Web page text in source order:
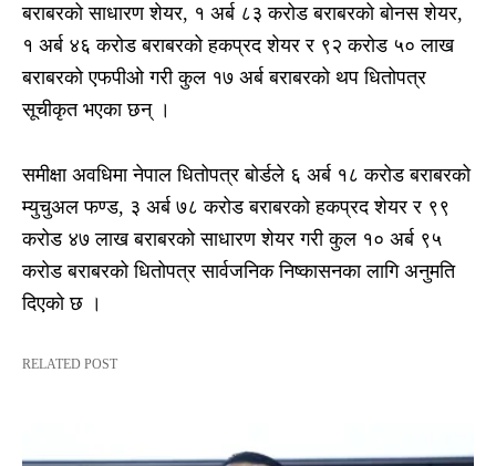
बराबरको साधारण शेयर, १ अर्ब ८३ करोड बराबरको बोनस शेयर,
१ अर्ब ४६ करोड बराबरको हकप्रद शेयर र ९२ करोड ५० लाख
बराबरको एफपीओ गरी कुल १७ अर्ब बराबरको थप धितोपत्र
सूचीकृत भएका छन् ।
समीक्षा अवधिमा नेपाल धितोपत्र बोर्डले ६ अर्ब १८ करोड बराबरको
म्युचुअल फण्ड, ३ अर्ब ७८ करोड बराबरको हकप्रद शेयर र ९९
करोड ४७ लाख बराबरको साधारण शेयर गरी कुल १० अर्ब ९५
करोड बराबरको धितोपत्र सार्वजनिक निष्कासनका लागि अनुमति
दिएको छ ।
RELATED POST